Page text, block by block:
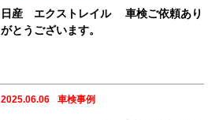
日産 エクストレイル 車検ご依頼あり
がとうございます。
2025.06.06 車検事例